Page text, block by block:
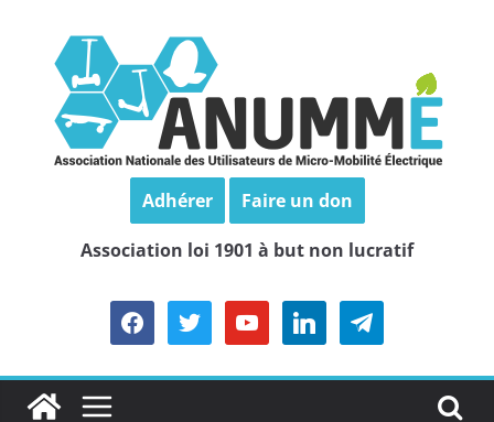
contenu
Adhérer Faire un don
Association loi 1901 à but non lucratif
facebook twitter youtube linkedin telegram